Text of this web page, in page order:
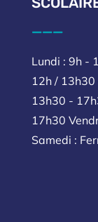
___
Lundi : 9h -
12h /
13h30 -
17h30
Samedi :